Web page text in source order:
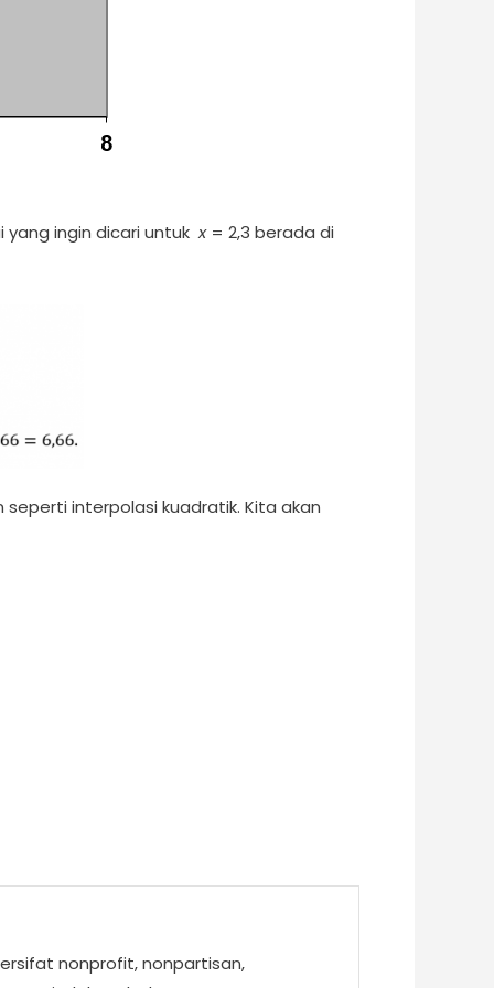
yang ingin dicari untukx= 2,3 berada di
seperti interpolasi kuadratik. Kita akan
nonprofit, nonpartisan,